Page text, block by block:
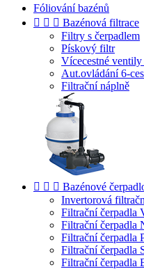
Fóliování bazénů
   Bazénová filtrace
Filtry s čerpadlem
Pískový filtr
Vícecestné
Aut.ovládání 6-
Filtrační náplně
   Bazénové
Invertorová
Filtrační čerpadla
Filtrační čerpadla
Filtrační čerpadla
Filtrační čerpadla
Filtrační čerpadla